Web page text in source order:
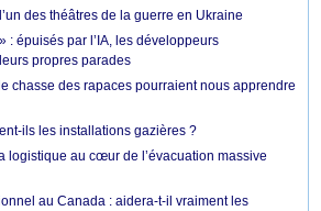
des théâtres de la guerre en Ukraine
: épuisés par l’IA, les développeurs
propres parades
chasse des rapaces pourraient nous apprendre
ils les installations gazières ?
logistique au cœur de l’évacuation massive
au Canada : aidera-t-il vraiment les